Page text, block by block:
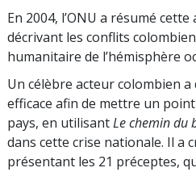
En 2004, l’ONU a résumé
décrivant les conflits
humanitaire de l’hémisphère
Un célèbre acteur colombien
efficace afin de mettre un
pays, en utilisantLe chemin du
dans cette crise nationale. Il a
présentant les 21 préceptes,